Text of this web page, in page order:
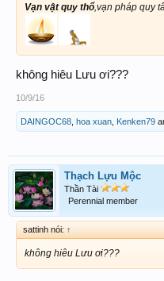
Vạn vật quy thổ,vạn pháp quy
không hiêu Lưu ơi???
10/9/16
DAINGOC68 hoa xuan Kenken79
Thạch Lựu Mộc
Thần Tài
Perennial member
sattinh nói: ↑
không hiêu Lưu ơi???